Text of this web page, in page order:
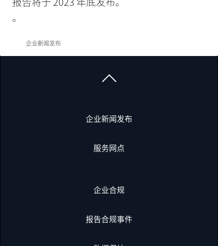
。
企业新闻发布
企业新闻发布
服务网点
企业合规
报告合规事件